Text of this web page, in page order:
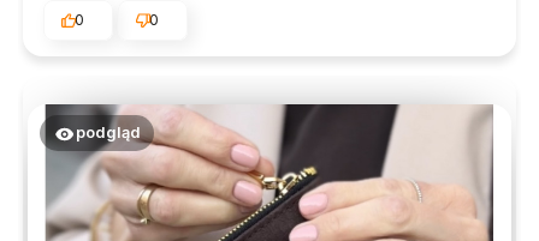
0
0
podgląd